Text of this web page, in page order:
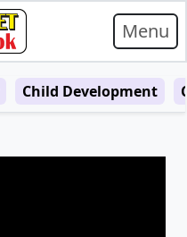
Menu
Child Development